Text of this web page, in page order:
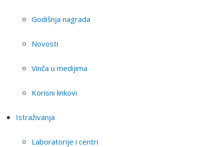
Godišnja nagrada
Novosti
Vinča u medijima
Korisni linkovi
Istraživanja
Laboratorije i centri